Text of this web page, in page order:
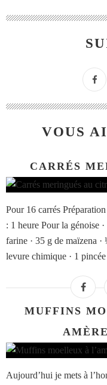
VOUS
CARRÉS
Pour 16 carrés
: 1 heure Pour la génoise
farine · 35 g de maïzena
levure chimique · 1
MUFFINS
Aujourd’hui je mets à